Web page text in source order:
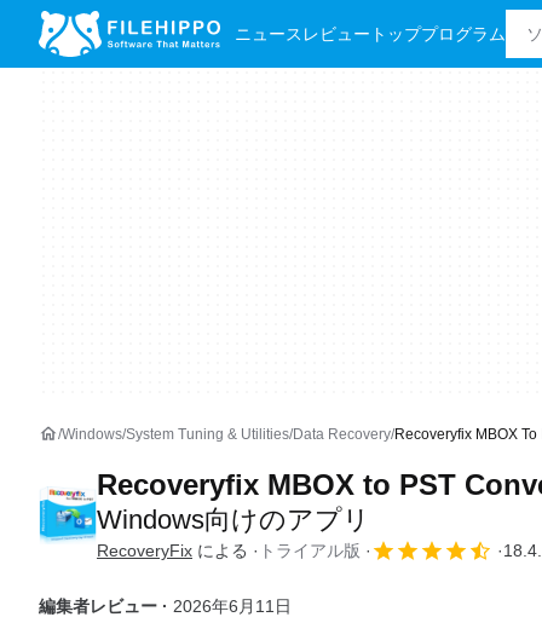
ニュース レビュー トッププログラム
Windows System Tuning & Utilities Data Recovery Recoveryfix MBOX
Recoveryfix MBOX to PST
Windows向けのアプリ
RecoveryFix による トライアル版
編集者レビュー · 2026年6月11日